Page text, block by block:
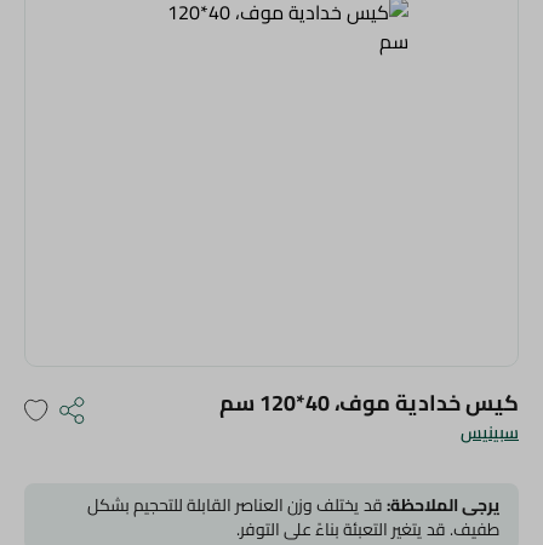
سبينيس
كيس خدادية موف، 40*120 سم
يرجى الملاحظة:قد يختلف وزن العناصر القابلة للتحجيم بشكل
طفيف. قد يتغير التعبئة بناءً على التوفر.